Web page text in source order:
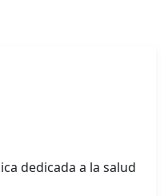
dedicada a la salud